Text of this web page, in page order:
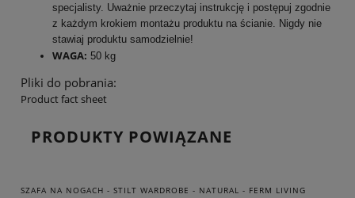
specjalisty. Uważnie przeczytaj instrukcję i postępuj zgodnie
z każdym krokiem montażu produktu na ścianie. Nigdy nie
stawiaj produktu samodzielnie!
WAGA: 50 kg
Pliki do pobrania:
Product fact sheet
PRODUKTY POWIĄZANE
SZAFA NA NOGACH - STILT WARDROBE - NATURAL - FERM LIVING